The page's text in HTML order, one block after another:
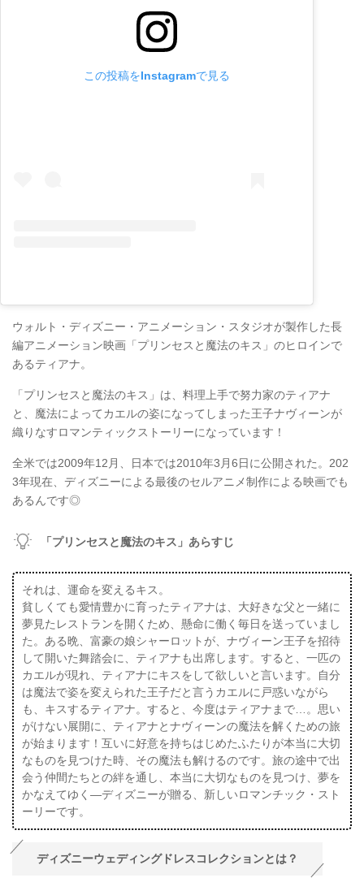
この投稿をInstagramで見る
ウォルト・ディズニー・アニメーション・スタジオが製作した長
編アニメーション映画「プリンセスと魔法のキス」のヒロインで
あるティアナ。
「プリンセスと魔法のキス」は、料理上手で努力家のティアナ
と、魔法によってカエルの姿になってしまった王子ナヴィーンが
織りなすロマンティックストーリーになっています！
全米では2009年12月、日本では2010年3月6日に公開された。202
3年現在、ディズニーによる最後のセルアニメ制作による映画でも
あるんです◎
「プリンセスと魔法のキス」あらすじ
それは、運命を変えるキス。
貧しくても愛情豊かに育ったティアナは、大好きな父と一緒に
夢見たレストランを開くため、懸命に働く毎日を送っていまし
た。ある晩、富豪の娘シャーロットが、ナヴィーン王子を招待
して開いた舞踏会に、ティアナも出席します。すると、一匹の
カエルが現れ、ティアナにキスをして欲しいと言います。自分
は魔法で姿を変えられた王子だと言うカエルに戸惑いながら
も、キスするティアナ。すると、今度はティアナまで…。思い
がけない展開に、ティアナとナヴィーンの魔法を解くための旅
が始まります！互いに好意を持ちはじめたふたりが本当に大切
なものを見つけた時、その魔法も解けるのです。旅の途中で出
会う仲間たちとの絆を通し、本当に大切なものを見つけ、夢を
かなえてゆく―ディズニーが贈る、新しいロマンチック・スト
ーリーです。
ディズニーウェディングドレスコレクションとは？